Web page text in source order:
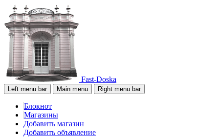
Fast-Doska
Left menu bar Main menu Right menu bar
Блокнот
Магазины
Добавить магазин
Добавить объявление